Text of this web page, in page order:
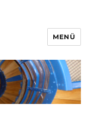
MENÜ